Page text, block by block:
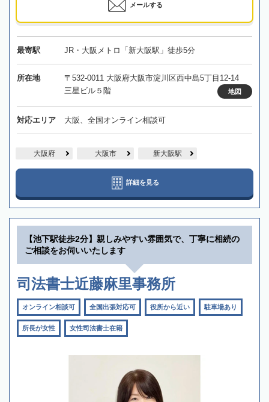
メールする
最寄駅 JR・大阪メトロ「新大阪駅」徒歩5分
所在地
〒532-0011 大阪府大阪市淀川区西中島5丁目12-14
三星ビル５階
地図
対応エリア 大阪、全国オンライン相談可
大阪府 大阪市 新大阪駅
詳細を見る
【池下駅徒歩2分】親しみやすい雰囲気で、丁寧に相続の
ご相談をお伺いいたします
司法書士近藤麻里事務所
オンライン相談可 全国出張対応可 役所から近い 駐車場あり
所長が女性 女性司法書士在籍